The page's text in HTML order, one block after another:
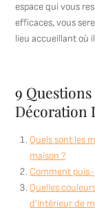
espace qui vous
efficaces, vous
lieu accueillant où
9
Décoration
Quels sont les
maison ?
Comment
Quelles
d’intérieur de